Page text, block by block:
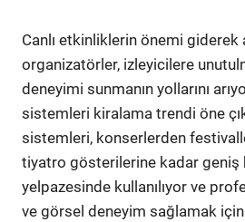
Canlı etkinliklerin önemi giderek
organizatörler, izleyicilere
deneyimi sunmanın yollarını
sistemleri kiralama trendi öne
sistemleri, konserlerden
tiyatro gösterilerine kadar geniş
yelpazesinde kullanılıyor ve
ve görsel deneyim sağlamak